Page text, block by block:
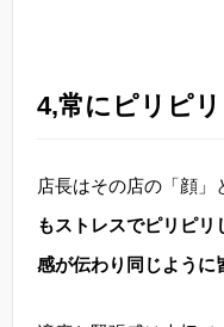
4,常にピリピ
店長はその店の「顔」
もストレスでピリピ
感が伝わり同じように